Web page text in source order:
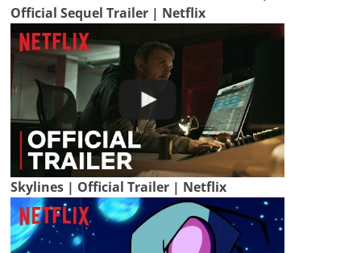
Official Sequel Trailer | Netflix
Skylines | Official Trailer | Netflix